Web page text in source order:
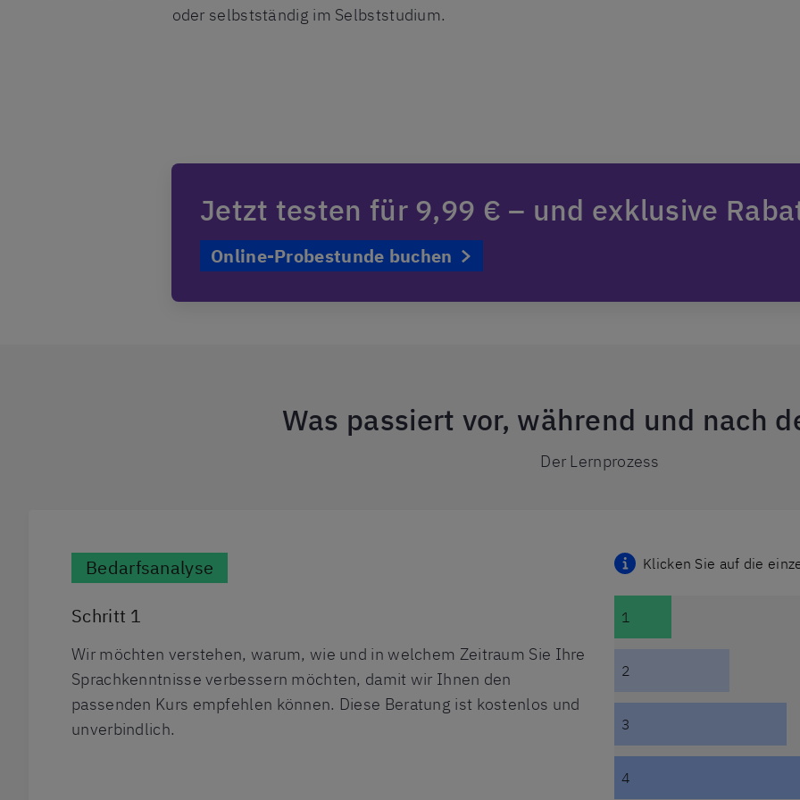
oder selbstständig im Selbststudium.
Jetzt testen für 9,99 € – und exklusive
Online-Probestunde buchen
Was passiert vor, während und nach
Der Lernprozess
Bedarfsanalyse
Schritt 1
Wir möchten verstehen, warum, wie und in welchem Zeitraum Sie Ihre
Sprachkenntnisse verbessern möchten, damit wir Ihnen den
passenden Kurs empfehlen können. Diese Beratung ist kostenlos und
unverbindlich.
Klicken Sie auf die
1
2
3
4